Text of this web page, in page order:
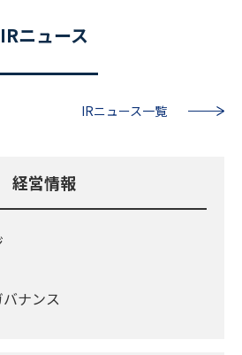
IRニュース
IRニュース一覧
経営情報
ナンス